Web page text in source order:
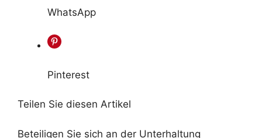
WhatsApp
Pinterest
Teilen Sie diesen Artikel
Beteiligen Sie sich an der Unterhaltung